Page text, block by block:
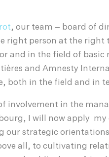
, our team – board of
right person at the right
and in the field of
and Amnesty
both in the field and in
involvement in the
I will now apply my
strategic
all, to cultivating